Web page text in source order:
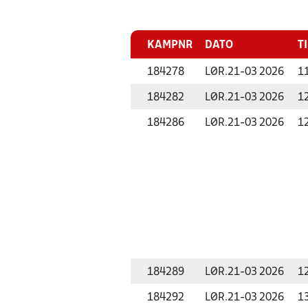
KAMPNR DATO
184278 LØR.21-03 2026
184282 LØR.21-03 2026
184286 LØR.21-03 2026
184289 LØR.21-03 2026
184292 LØR.21-03 2026